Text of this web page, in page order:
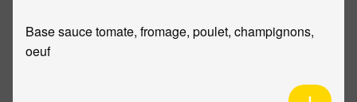
Base sauce tomate, fromage, poulet, champignons,
oeuf